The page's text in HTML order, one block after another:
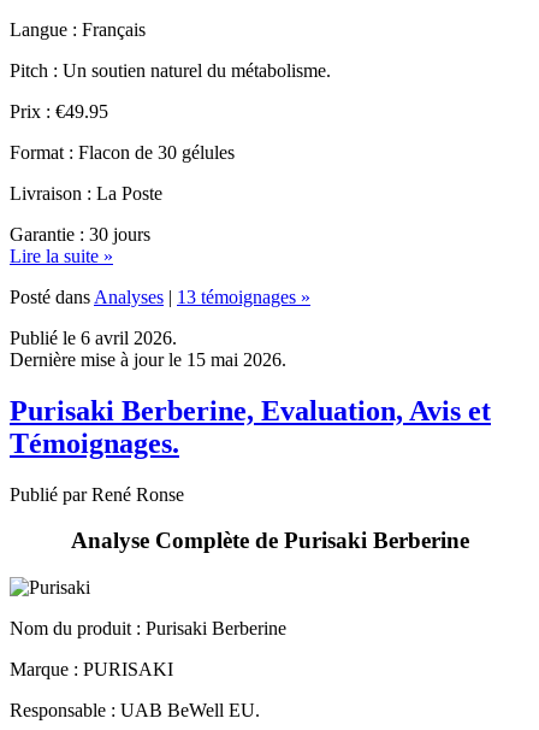
Pitch : Un soutien naturel du métabolisme.
Prix : €49.95
Format : Flacon de 30 gélules
Livraison : La Poste
Garantie : 30 jours
Posté dansAnalyses
Publié le 6 avril 2026.
Purisaki Berberine, Evaluation, Avis et
Témoignages.
Publié par René Ronse
Analyse Complète de Purisaki Berberine
Nom du produit :
Marque : PURISAKI
Responsable : UAB BeWell EU.
Site Internet : trypurisaki.com